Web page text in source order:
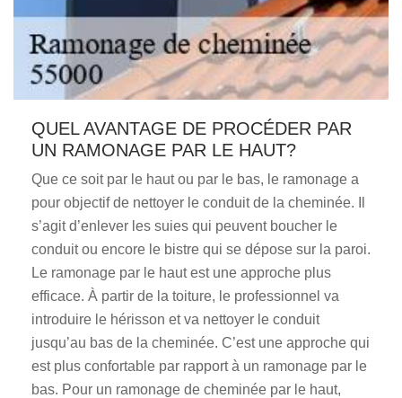
QUEL AVANTAGE DE PROCÉDER PAR
UN RAMONAGE PAR LE HAUT?
Que ce soit par le haut ou par le bas, le ramonage a
pour objectif de nettoyer le conduit de la cheminée. Il
s’agit d’enlever les suies qui peuvent boucher le
conduit ou encore le bistre qui se dépose sur la paroi.
Le ramonage par le haut est une approche plus
efficace. À partir de la toiture, le professionnel va
introduire le hérisson et va nettoyer le conduit
jusqu’au bas de la cheminée. C’est une approche qui
est plus confortable par rapport à un ramonage par le
bas. Pour un ramonage de cheminée par le haut,